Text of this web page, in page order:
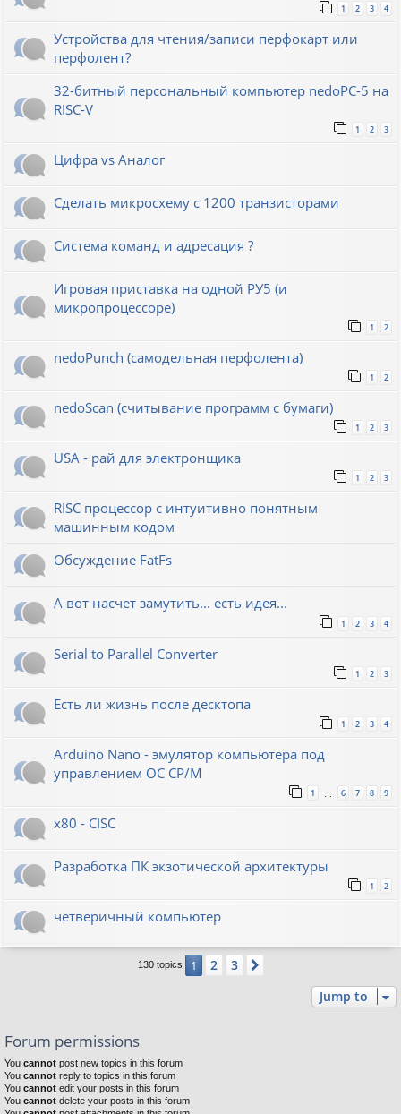
1 2 3 4
Устройства для чтения/записи перфокарт или
перфолент?
32-битный персональный компьютер nedoPC-5 на
RISC-V
1 2 3
Цифра vs Аналог
Сделать микросхему с 1200 транзисторами
Система команд и адресация ?
Игровая приставка на одной РУ5 (и
микропроцессоре)
1 2
nedoPunch (самодельная перфолента)
1 2
nedoScan (считывание программ с бумаги)
1 2 3
USA - рай для электронщика
1 2 3
RISC процессор с интуитивно понятным
машинным кодом
Обсуждение FatFs
А вот насчет замутить... есть идея...
1 2 3 4
Serial to Parallel Converter
1 2 3
Есть ли жизнь после десктопа
1 2 3 4
Arduino Nano - эмулятор компьютера под
управлением ОС CP/M
1 6 7 8 9
x80 - CISC
Разработка ПК экзотической архитектуры
1 2
четверичный компьютер
130 topics 1 2 3
Jump to
Forum permissions
You cannot post new topics in this forum
You cannot reply to topics in this forum
You cannot edit your posts in this forum
You cannot delete your posts in this forum